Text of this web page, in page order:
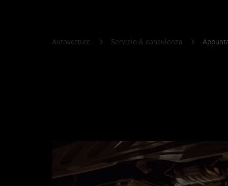
Autovetture Servizio & consulenza